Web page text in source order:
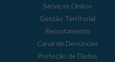
Serviços Online
Gestão Territorial
Recrutamento
Canal de Denúncias
Proteção de Dados